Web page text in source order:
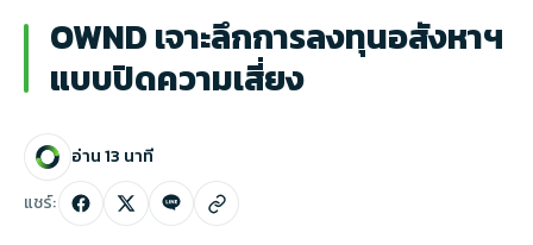
Own Matching
Own Unlock
OWND เจาะลึกการลงทุนอสังหาฯ
แบบปิดความเสี่ยง
อ่าน 13 นาที
แชร์: